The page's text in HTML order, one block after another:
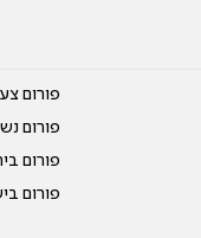
פורום
פורום
פורום
פורום